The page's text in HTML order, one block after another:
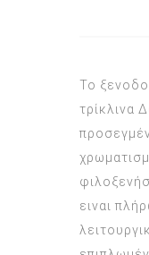
Το
τρίκλινα
ειναι